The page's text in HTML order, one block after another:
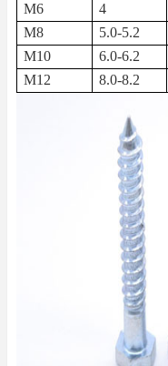
M6
4
M8
5.0-5.2
M10
6.0-6.2
M12
8.0-8.2